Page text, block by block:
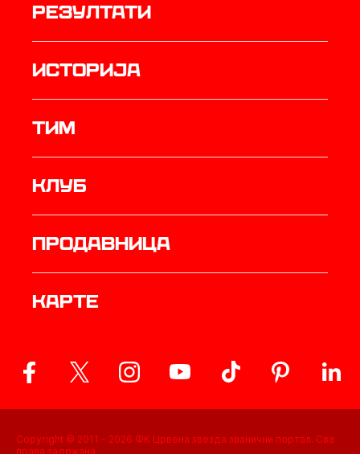
резултати
историја
ТИМ
Клуб
продавница
Карте
Copyright © 2011 - 2026 ФК Црвена звезда званични портал. Сва
права задржана.